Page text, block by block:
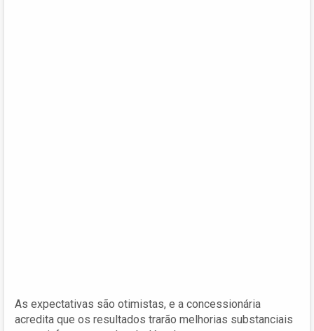
As expectativas são otimistas, e a concessionária
acredita que os resultados trarão melhorias substanciais